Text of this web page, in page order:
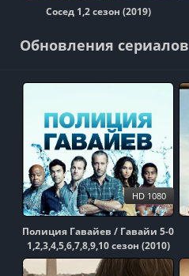
Сосед 1,2 сезон (2019)
Обновления сериалов
Полиция Гавайев / Гавайи 5-0
1,2,3,4,5,6,7,8,9,10 сезон (2010)
HD 1080